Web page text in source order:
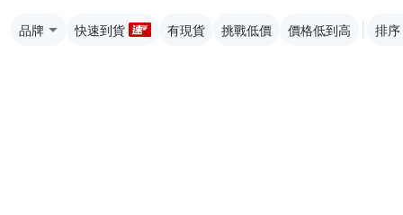
品牌 快速到貨 有現貨 挑戰低價 價格低到高 排序